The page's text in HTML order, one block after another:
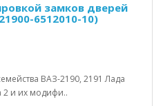
замков дверей
6512010-10)
ВАЗ-2190, 2191 Лада
2 и их модифи..